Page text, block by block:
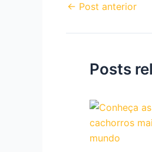
← Post anterior
Posts